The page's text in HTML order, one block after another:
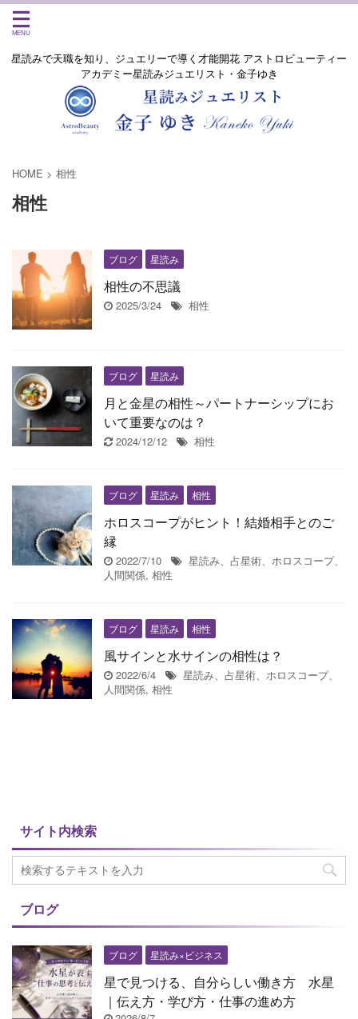
星読みで天職を知り、ジュエリーで導く才能開花 アストロビューティー
アカデミー星読みジュエリスト・金子ゆき
HOME > 相性
相性
ブログ 星読み
相性の不思議
2025/3/24 相性
ブログ 星読み
月と金星の相性～パートナーシップにお
いて重要なのは？
2024/12/12 相性
ブログ 星読み 相性
ホロスコープがヒント！結婚相手とのご
縁
2022/7/10
星読み、占星術、ホロスコープ、
人間関係, 相性
ブログ 星読み 相性
風サインと水サインの相性は？
2022/6/4
星読み、占星術、ホロスコープ、
人間関係, 相性
サイト内検索
ブログ
ブログ 星読み×ビジネス
星で見つける、自分らしい働き方 水星
｜伝え方・学び方・仕事の進め方